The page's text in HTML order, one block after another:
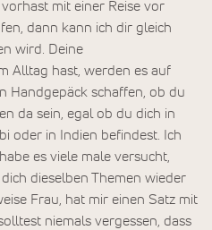
mit einer Reise vor
dann kann ich dir gleich
wird. Deine
Alltag hast, werden es auf
Handgepäck schaffen, ob du
da sein, egal ob du dich in
oder in Indien befindest. Ich
es viele male versucht,
dieselben Themen wieder
Frau, hat mir einen Satz mit
niemals vergessen, dass